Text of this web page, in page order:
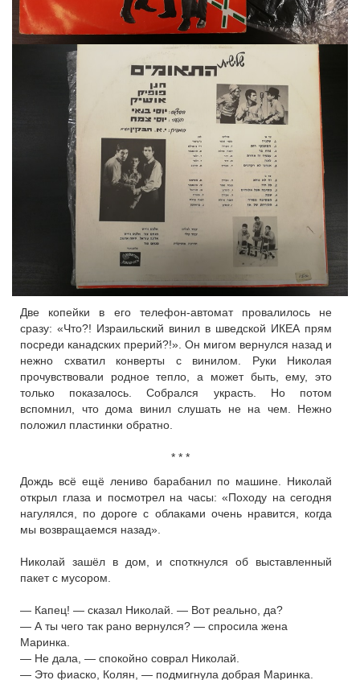
Две копейки в его телефон-автомат провалилось не
сразу: «Что?! Израильский винил в шведской ИКЕА прям
посреди канадских прерий?!». Он мигом вернулся назад и
нежно схватил конверты с винилом. Руки Николая
прочувствовали родное тепло, а может быть, ему, это
только показалось. Собрался украсть. Но потом
вспомнил, что дома винил слушать не на чем. Нежно
положил пластинки обратно.
* * *
Дождь всё ещё лениво барабанил по машине. Николай
открыл глаза и посмотрел на часы: «Походу на сегодня
нагулялся, по дороге с облаками очень нравится, когда
мы возвращаемся назад».
Николай зашёл в дом, и споткнулся об выставленный
пакет с мусором.
— Капец! — сказал Николай. — Вот реально, да?
— А ты чего так рано вернулся? — спросила жена
Маринка.
— Не дала, — спокойно соврал Николай.
— Это фиаско, Колян, — подмигнула добрая Маринка.